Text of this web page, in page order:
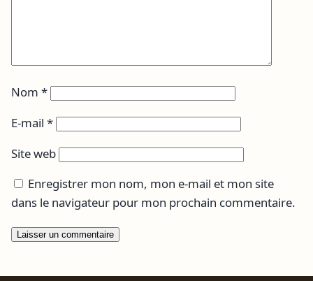
Nom *
E-mail *
Site web
Enregistrer mon nom, mon e-mail et mon site
dans le navigateur pour mon prochain commentaire.